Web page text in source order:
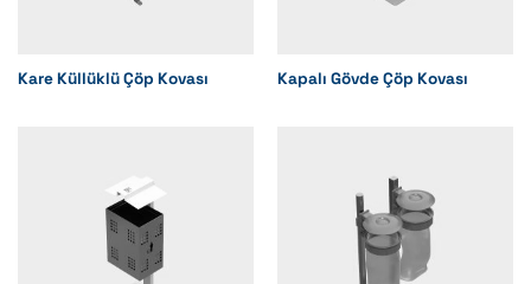
Kare Küllüklü Çöp Kovası Kapalı Gövde Çöp Kovası